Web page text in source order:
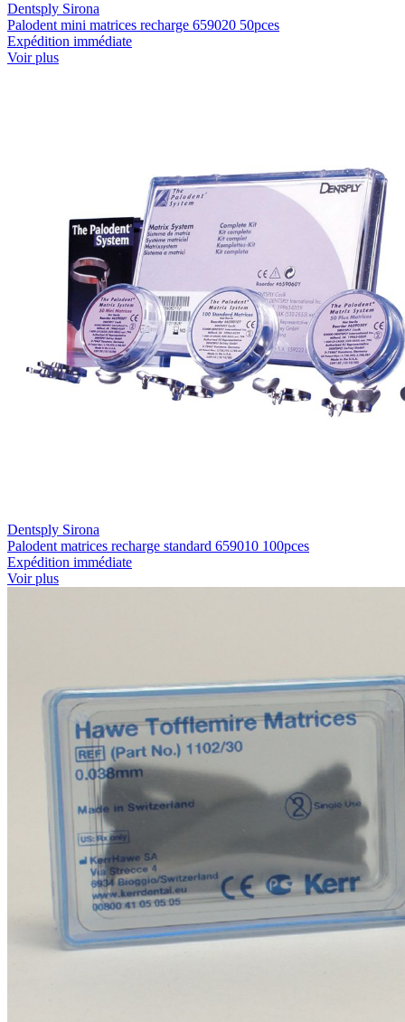
Dentsply Sirona
Palodent mini matrices recharge 659020 50pces
Expédition immédiate
Voir plus
Dentsply Sirona
Palodent matrices recharge standard 659010 100pces
Expédition immédiate
Voir plus